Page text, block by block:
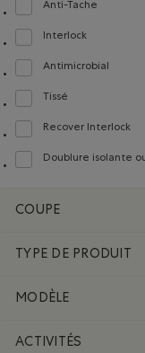
Anti-Tache
Classer selon
Interlock
Classer selon
Antimicrobial
Classer selon
Tissé
Classer selon Composition
Recover Interlock
Classer selon
Doublure isolante
Classer selon
COUPE
TYPE DE PRODUIT
MODÈLE
ACTIVITÉS